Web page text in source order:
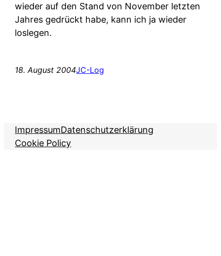
wieder auf den Stand von November letzten
Jahres gedrückt habe, kann ich ja wieder
loslegen.
18. August 2004JC-Log
ImpressumDatenschutzerklärung
Cookie Policy